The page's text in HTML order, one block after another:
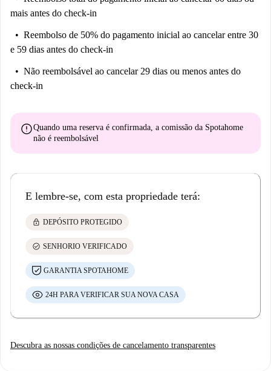
mais antes do check-in
Reembolso de 50% do pagamento inicial ao cancelar entre 30
e 59 dias antes do check-in
Não reembolsável ao cancelar 29 dias ou menos antes do
check-in
errorQuando uma reserva é confirmada, a comissão da Spotahome
não é reembolsável
E lembre-se, com esta propriedade terá:
lock DEPÓSITO PROTEGIDO
check_circle SENHORIO VERIFICADO
GARANTIA SPOTAHOME
24H PARA VERIFICAR SUA NOVA CASA
Descubra as nossas condições de cancelamento transparentes